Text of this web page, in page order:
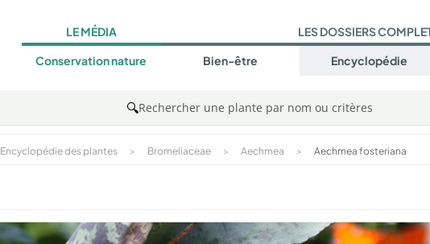
LE MÉDIA
Conservation nature
LES DOSSIERS
Bien-être Encyclopédie
🔍Rechercher une plante par nom ou critères
Encyclopédie des plantes > Bromeliaceae > Aechmea > Aechmea fosteriana